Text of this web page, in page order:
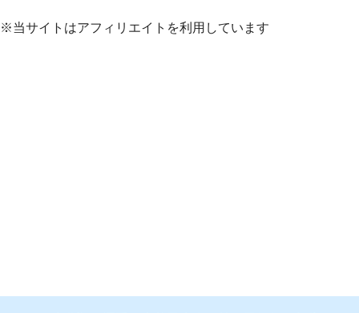
※当サイトはアフィリエイトを利用しています